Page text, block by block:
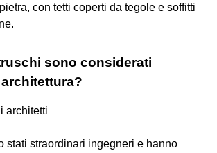
con tetti coperti da tegole e soffitti
sono considerati
architetti
stati straordinari ingegneri e hanno